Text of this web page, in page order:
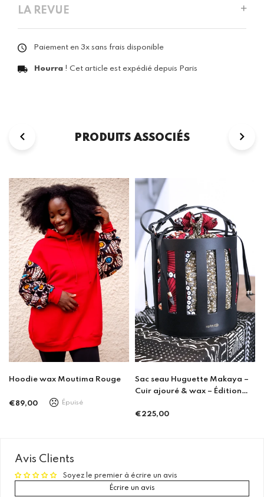
LA REVUE
Paiement en 3x sans frais disponible
Hourra ! Cet article est expédié depuis Paris
PRODUITS ASSOCIÉS
Hoodie wax Moutima Rouge
€89,00 Épuisé
Sac seau Huguette Makaya –
Cuir ajouré & wax – Édition
€225,00
Avis Clients
Soyez le premier à écrire un avis
Écrire un avis